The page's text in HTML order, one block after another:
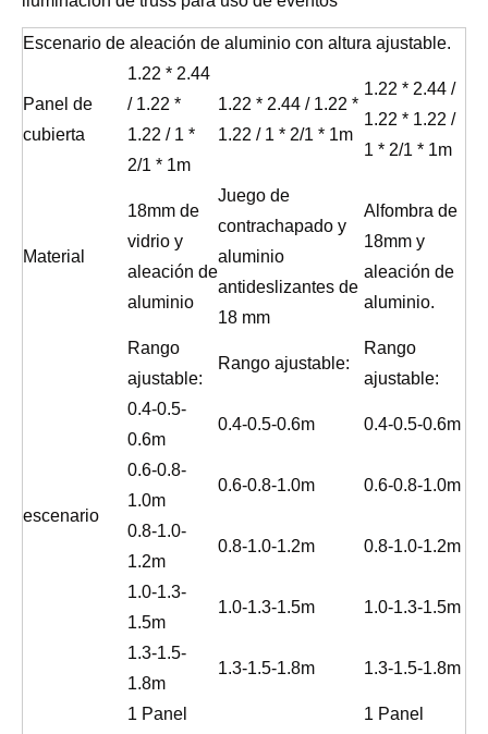
Escenario de aleación de aluminio con altura ajustable.
Panel de
cubierta
1.22 * 2.44
/ 1.22 *
1.22 / 1 *
2/1 * 1m
1.22 * 2.44 / 1.22 *
1.22 / 1 * 2/1 * 1m
1.22 * 2.44 /
1.22 * 1.22 /
1 * 2/1 * 1m
Material
18mm de
vidrio y
aleación de
aluminio
Juego de
contrachapado y
aluminio
antideslizantes de
18 mm
Alfombra de
18mm y
aleación de
aluminio.
escenario
Rango
ajustable:
Rango ajustable:
Rango
ajustable:
0.4-0.5-
0.6m
0.4-0.5-0.6m 0.4-0.5-0.6m
0.6-0.8-
1.0m
0.6-0.8-1.0m 0.6-0.8-1.0m
0.8-1.0-
1.2m
0.8-1.0-1.2m 0.8-1.0-1.2m
1.0-1.3-
1.5m
1.0-1.3-1.5m 1.0-1.3-1.5m
1.3-1.5-
1.8m
1.3-1.5-1.8m 1.3-1.5-1.8m
1 Panel
1 Panel